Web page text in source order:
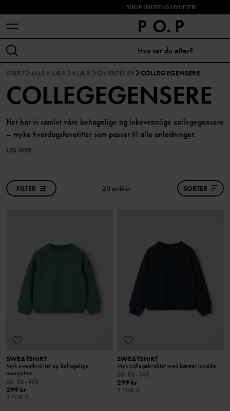
SHOP HØSTENS NYHETER!
START ALLE KLÆR KLÆR OVERDELER COLLEGEGENSERE
COLLEGEGENSERE
Her har vi samlet våre behagelige og lekevennlige collegegensere
– myke hverdagsfavoritter som passer til alle anledninger.
LES MER
FILTER 20 artikler SORTER
SWEATSHIRT
Myk sweatkvalitet og behagelige
mansjetter
Stl : 86-140
299 kr
3 FOR 2
SWEATSHIRT
Myk collegekvalitet med børstet innside
Stl : 86-140
299 kr
3 FOR 2